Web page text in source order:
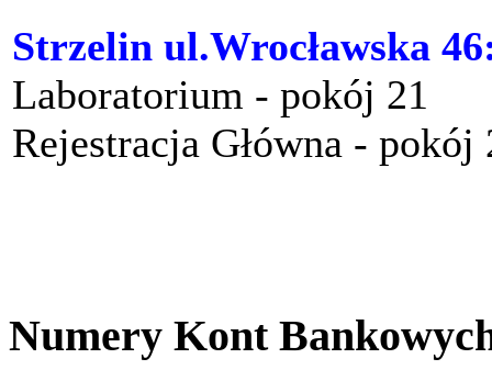
Strzelin ul.Wrocławska
Laboratorium - pokój 21
Rejestracja Główna -
Numery Kont